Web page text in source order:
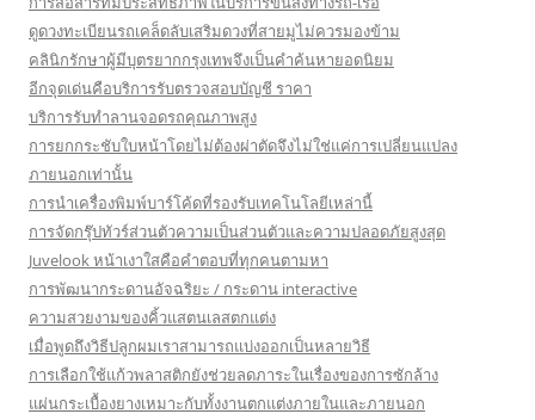
ดูดวงทะเบียนรถเคล็ดลับเสริมดวงที่สายมูไม่ควรมองข้าม
คลินิกรักษาผู้มีบุตรยากกรุงเทพจึงเป็นคำค้นหายอดนิยม
อีกจุดเด่นคือบริการรับตรวจสอบบัญชี ราคา
บริการรับทำลานจอดรถคุณภาพสูง
การยกกระชับใบหน้าโดยไม่ต้องผ่าตัดจึงไม่ใช่แค่การเปลี่ยนแปลง
ภายนอกเท่านั้น
การนำเครื่องพิมพ์บาร์โค้ดที่รองรับเทคโนโลยีเหล่านี้
การจัดกรุ๊ปทัวร์ส่วนตัวความเป็นส่วนตัวและความปลอดภัยสูงสุด
Juvelook หน้าเงาใสคือคำตอบที่ทุกคนตามหา
การพัฒนากระดานอัจฉริยะ / กระดาน interactive
ความสวยงามของคิ้วแสตนเลสตกแต่ง
เมื่อพูดถึงวิธีปลูกผมเราสามารถแบ่งออกเป็นหลายวิธี
การเลือกใช้แก้วพลาสติกยังช่วยลดภาระในเรื่องของการซักล้าง
แผ่นกระเบื้องยางเหมาะกับทั้งงานตกแต่งภายในและภายนอก